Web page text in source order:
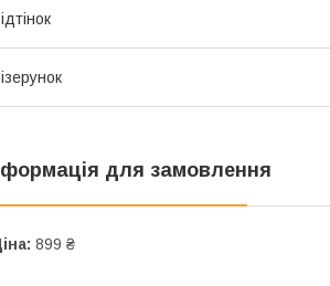
для замовлення
899 ₴